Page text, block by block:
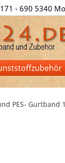
- 690 5340
PES- Gurtband